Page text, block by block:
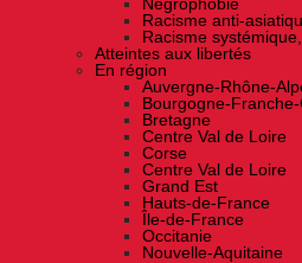
Racisme anti-
Racisme
Atteintes aux libertés
En région
Auvergne-Rhône-
Bourgogne-
Bretagne
Centre Val de Loire
Corse
Centre Val de Loire
Grand Est
Hauts-de-France
Île-de-France
Occitanie
Nouvelle-Aquitaine